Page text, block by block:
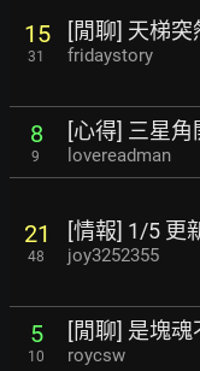
15
31
[閒聊] 天梯
fridaystory
8
9
[心得] 三星
lovereadman
21
48
[情報] 1/5 更
joy3252355
5
10
[閒聊] 是塊
roycsw